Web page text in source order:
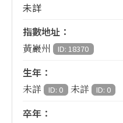
未詳
指數地址：
黃巖州 ID: 18370
生年：
未詳 ID: 0 未詳 ID: 0
卒年：